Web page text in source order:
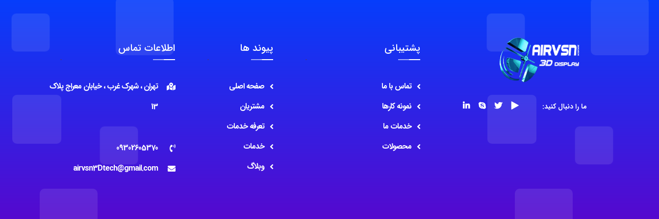
ما را دنبال کنید:
پشتیبانی
تماس با ما
نمونه کارها
خدمات ما
محصولات
پیوند ها
صفحه اصلی
مشتریان
تعرفه خدمات
خدمات
وبلاگ
اطلاعات تماس
تهران ، شهرک غرب ، خیابان معراج پلاک
13
09302605370
airvsn3Dtech@gmail.com